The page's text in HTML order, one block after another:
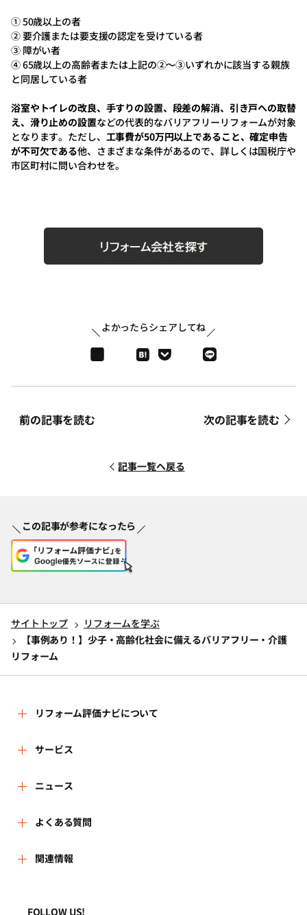
① 50歳以上の者
② 要介護または要支援の認定を受けている者
③ 障がい者
④ 65歳以上の高齢者または上記の②～③いずれかに該当する親族
と同居している者
浴室やトイレの改良、手すりの設置、段差の解消、引き戸への取替
え、滑り止めの設置などの代表的なバリアフリーリフォームが対象
となります。ただし、 工事費が50万円以上であること、確定申告
が不可欠である他、さまざまな条件があるので、詳しくは国税庁や
市区町村に問い合わせを。
よかったらシェアしてね
前の記事を読む 次の記事を読む
記事一覧へ戻る
この記事が参考になったら
サイトトップ
リフォームを学ぶ
【事例あり！】少子・高齢化社会に備えるバリアフリー・介護
リフォーム
リフォーム評価ナビについて
リフォーム評価ナビとは
運営体制
はじめての方へ
事務局へのお問い合せ
地域の相談窓口のみなさまへ
サービス
リフォーム会社を探す
リフォーム事例を見る
リフォームを相談する
ニュース
新着情報
講習会・セミナー
よくある質問
よくある質問
関連情報
FOLLOW US!